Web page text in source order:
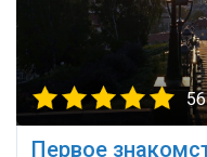
Первое